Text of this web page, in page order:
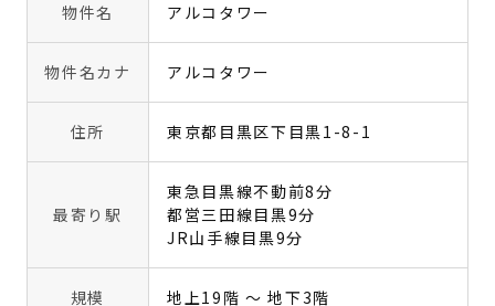
物件名 アルコタワー
物件名カナ アルコタワー
住所 東京都目黒区下目黒1-8-1
最寄り駅
東急目黒線不動前8分
都営三田線目黒9分
JR山手線目黒9分
規模 地上19階 〜 地下3階